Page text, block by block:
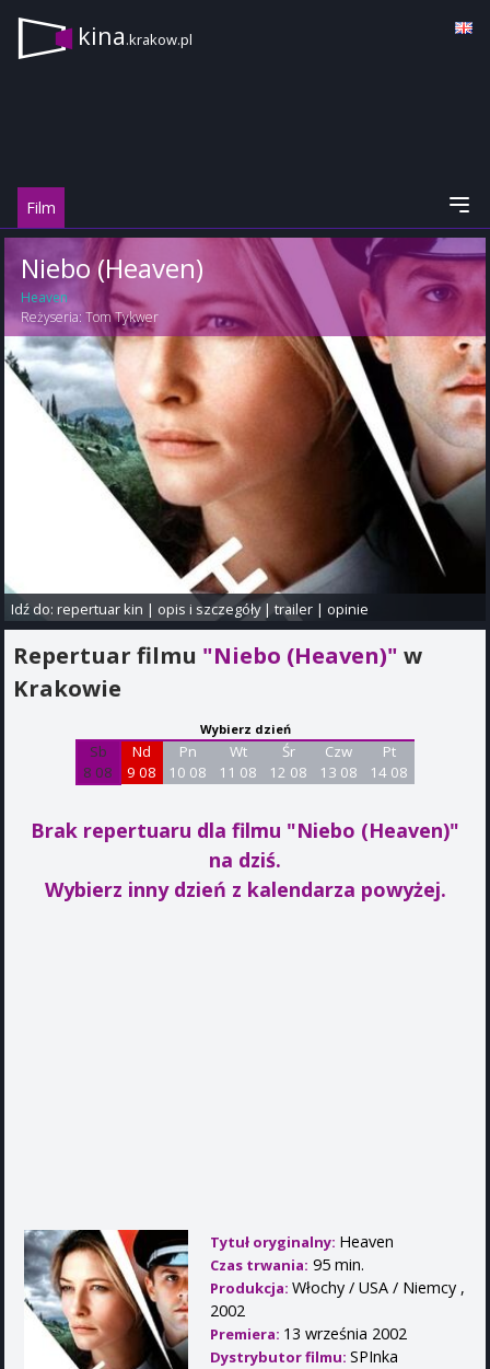
kina.krakow.pl
Film
Niebo (Heaven)
Heaven
Reżyseria: Tom Tykwer
Idź do:repertuar kin | opis i szczegóły|trailer |opinie
Repertuar filmu "Niebo (Heaven)" w
Krakowie
Wybierz dzień
Sb
8 08
Nd
9 08
Pn
10 08
Wt
11 08
Śr
12 08
Czw
13 08
Pt
14 08
Brak repertuaru dla filmu "Niebo (Heaven)"
na dziś.
Wybierz inny dzień z kalendarza powyżej.
Tytuł oryginalny: Heaven
Czas trwania: 95 min.
Produkcja: Włochy / USA / Niemcy ,
2002
Premiera: 13 września 2002
Dystrybutor filmu: SPInka